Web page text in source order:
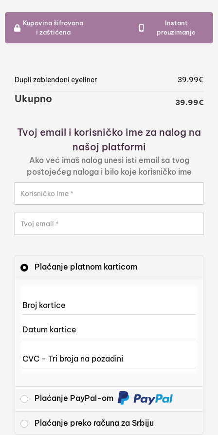
Kupovina šifrovana
i zaštićena
Instant
preuzimanje
Tvoj email i korisničko ime za nalog na
našoj platformi
Ako već imaš nalog unesi isti email sa tvog
postojećeg naloga i bilo koje korisničko ime
Korisničko Ime*
Tvoj email *
Plaćanje platnom karticom
Broj kartice
Datum kartice
CVC - Tri broja na pozadini
Plaćanje PayPal-om
Plaćanje preko računa za Srbiju
Dupli zablendani eyeliner 39.99€
Ukupno 39.99€